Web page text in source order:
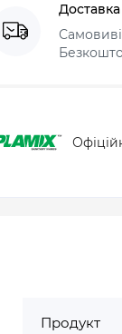
Доставка
Продукт